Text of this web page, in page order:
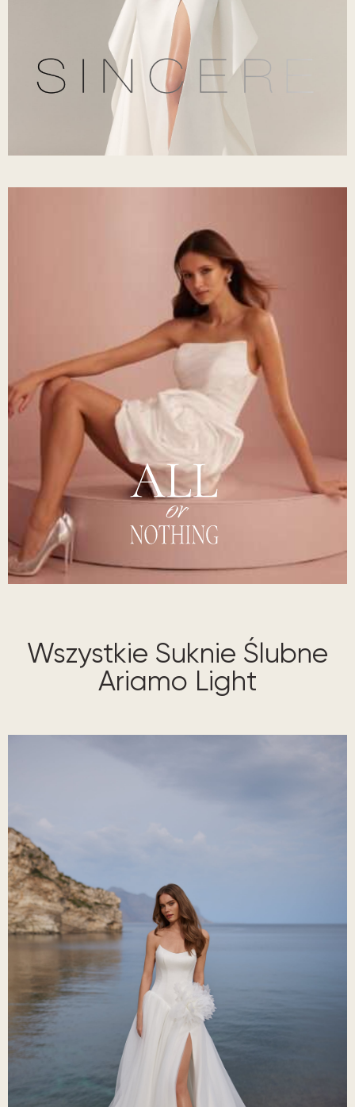
Sincerity
Ariamo
Wszystkie Suknie Ślubne
Ariamo Light​